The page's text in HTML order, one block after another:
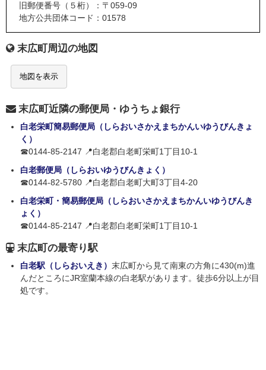
旧郵便番号（５桁）：〒059-09
地方公共団体コード：01578
末広町周辺の地図
地図を表示
末広町近隣の郵便局・ゆうちょ銀行
白老栄町簡易郵便局（しらおいさかえまちかんいゆうびんきょ
く）
☎0144-85-2147 📍白老郡白老町栄町1丁目10-1
白老郵便局（しらおいゆうびんきょく）
☎0144-82-5780 📍白老郡白老町大町3丁目4-20
白老栄町・簡易郵便局（しらおいさかえまちかんいゆうびんき
ょく）
☎0144-85-2147 📍白老郡白老町栄町1丁目10-1
末広町の最寄り駅
白老駅（しらおいえき） 末広町から見て南東の方角に430(m)進
んだところにJR室蘭本線の白老駅があります。徒歩6分以上が目
処です。